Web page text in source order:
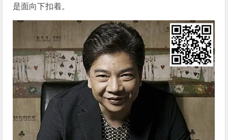
是面向下扣着。